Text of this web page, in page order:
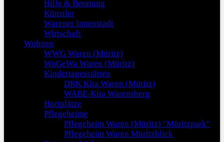
Hilfe & Beratung
Künstler
Warener Innenstadt
Wirtschaft
Wohnen
WWG Waren (Müritz)
WoGeWa Waren (Müritz)
Kindertagesstätten
DRK Kita Waren (Müritz)
WABE-Kita Warensberg
Hortplätze
Pflegeheime
Pflegeheim Waren (Müritz) "Müritzpark"
Pflegeheim Waren Müritzblick